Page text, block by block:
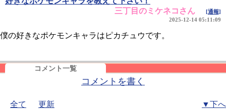
三丁目のミケネコさん
[通報]
2025-12-14 05:11:09
僕の好きなポケモンキャラはピカチュウです。
コメント一覧
コメントを書く
全て 更新 ▼下へ